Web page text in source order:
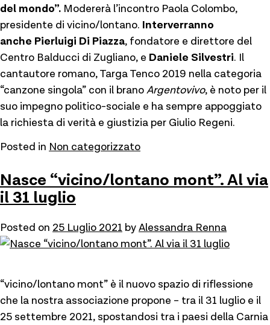
del mondo”. Modererà l’incontro Paola Colombo,
presidente di vicino/lontano. Interverranno
anche Pierluigi Di Piazza, fondatore e direttore del
Centro Balducci di Zugliano, e Daniele Silvestri. Il
cantautore romano, Targa Tenco 2019 nella categoria
“canzone singola” con il branoArgentovivo, è noto per il
suo impegno politico-sociale e ha sempre appoggiato
la richiesta di verità e giustizia per Giulio Regeni.
Posted in Non categorizzato
Nasce “vicino/lontano mont”. Al via
il 31 luglio
Posted on 25 Luglio 2021 byAlessandra Renna
“vicino/lontano mont” è il nuovo spazio di riflessione
che la nostra associazione propone – tra il 31 luglio e il
25 settembre 2021, spostandosi tra i paesi della Carnia